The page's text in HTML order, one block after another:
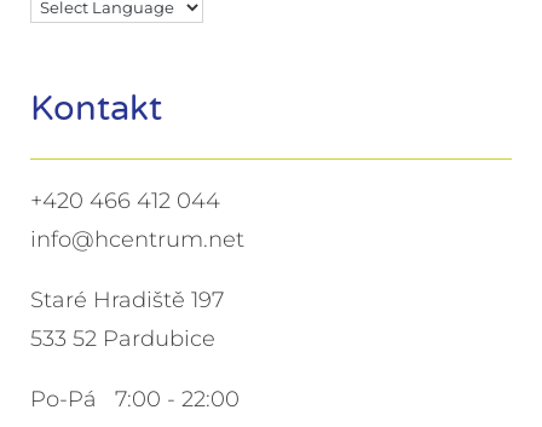
Kontakt
+420 466 412 044
info@hcentrum.net
Staré Hradiště 197
533 52 Pardubice
Po-Pá 7:00 - 22:00